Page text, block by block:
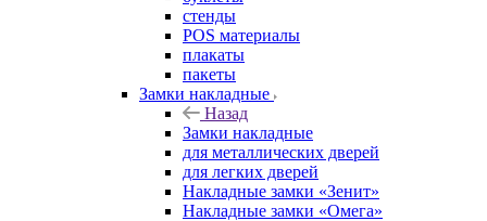
стенды
POS материалы
плакаты
пакеты
Замки накладные
Назад
Замки накладные
для металлических дверей
для легких дверей
Накладные замки «Зенит»
Накладные замки «Омега»